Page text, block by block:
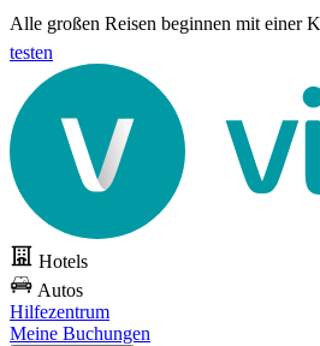
Alle großen Reisen beginnen mit einer
testen
Hotels
Autos
Hilfezentrum
Meine Buchungen